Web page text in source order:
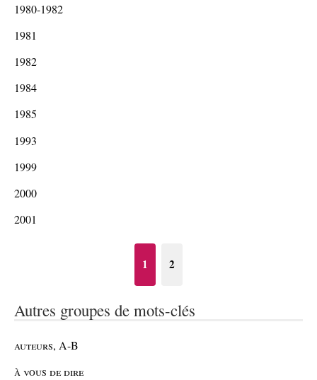
1980-1982
1981
1982
1984
1985
1993
1999
2000
2001
1 2
Autres groupes de mots-clés
auteurs, A-B
à vous de dire